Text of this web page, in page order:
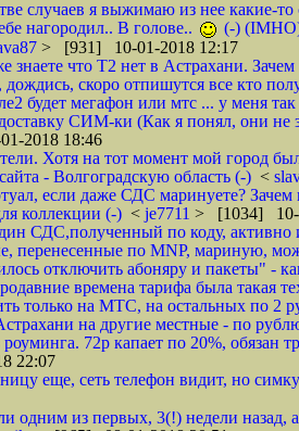
случаев я выжимаю из нее какие-то
нагородил.. В голове..
(-)
> [931] 10-01-2018 12:17
знаете что Т2 нет в Астрахани.
дождись, скоро отпишутся все кто
будет мегафон или мтс ... у меня
СИМ-ки (Как я понял, они не
2018 18:46
Хотя на тот момент мой город
- Волгоградскую область (-) <
если даже СДС маринуете?
коллекции (-) < je7711 > [1034] 10-
СДС,полученный по коду, активно
перенесенные по MNP, мариную,
отключить абоняру и пакеты" -
времена тарифа была такая
только на МТС, на остальных по 2
на другие местные - по
роуминга. 72р капает по 20%, обязан
22:07
еще, сеть телефон видит, но
одним из первых, 3(!) недели назад,